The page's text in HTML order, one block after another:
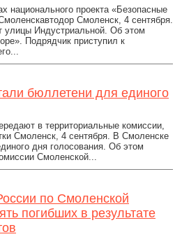
национального проекта «Безопасные
Смоленск, 4 сентября.
улицы Индустриальной. Об этом
Подрядчик приступил к
бюллетени для единого
в территориальные комиссии,
Смоленск, 4 сентября. В Смоленске
дня голосования. Об этом
Смоленской...
по Смоленской
погибших в результате